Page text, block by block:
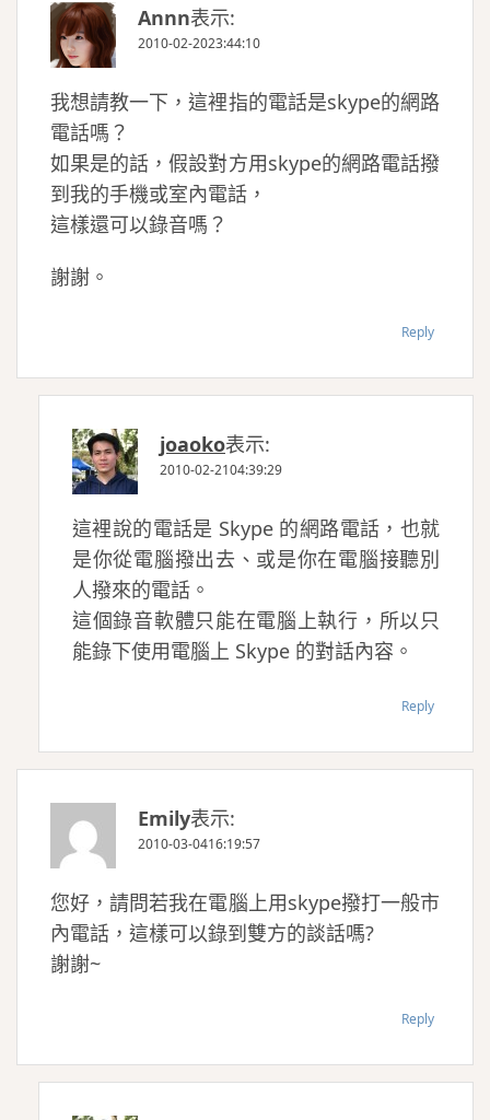
Annn表示:
2010-02-2023:44:10
我想請教一下，這裡指的電話是skype的網路
電話嗎？
如果是的話，假設對方用skype的網路電話撥
到我的手機或室內電話，
這樣還可以錄音嗎？
謝謝。
Reply
joaoko表示:
2010-02-2104:39:29
這裡說的電話是 Skype 的網路電話，也就
是你從電腦撥出去、或是你在電腦接聽別
人撥來的電話。
這個錄音軟體只能在電腦上執行，所以只
能錄下使用電腦上 Skype 的對話內容。
Reply
Emily表示:
2010-03-0416:19:57
您好，請問若我在電腦上用skype撥打一般市
內電話，這樣可以錄到雙方的談話嗎?
謝謝~
Reply